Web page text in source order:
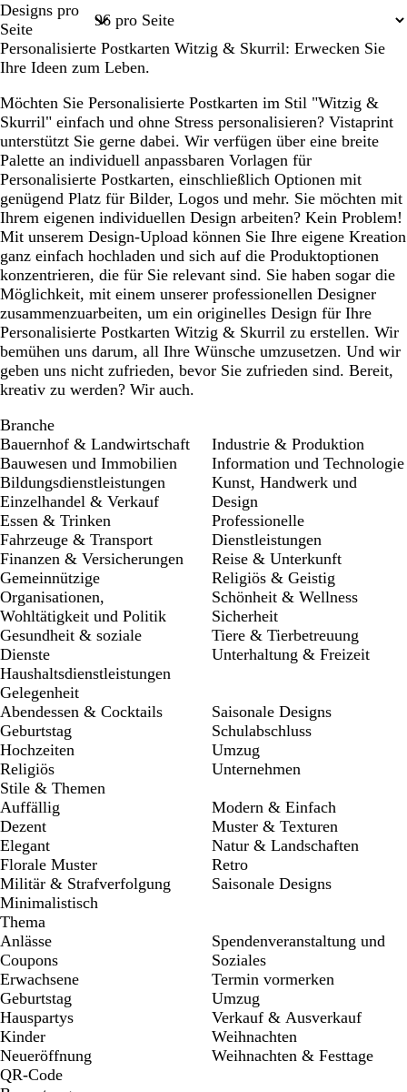
Designs pro
Seite
Personalisierte Postkarten Witzig & Skurril: Erwecken Sie
Ihre Ideen zum Leben.
Möchten Sie Personalisierte Postkarten im Stil "Witzig &
Skurril" einfach und ohne Stress personalisieren? Vistaprint
unterstützt Sie gerne dabei. Wir verfügen über eine breite
Palette an individuell anpassbaren Vorlagen für
Personalisierte Postkarten, einschließlich Optionen mit
genügend Platz für Bilder, Logos und mehr. Sie möchten mit
Ihrem eigenen individuellen Design arbeiten? Kein Problem!
Mit unserem Design-Upload können Sie Ihre eigene Kreation
ganz einfach hochladen und sich auf die Produktoptionen
konzentrieren, die für Sie relevant sind. Sie haben sogar die
Möglichkeit, mit einem unserer professionellen Designer
zusammenzuarbeiten, um ein originelles Design für Ihre
Personalisierte Postkarten Witzig & Skurril zu erstellen. Wir
bemühen uns darum, all Ihre Wünsche umzusetzen. Und wir
geben uns nicht zufrieden, bevor Sie zufrieden sind. Bereit,
kreativ zu werden? Wir auch.
Branche
Bauernhof & Landwirtschaft
Bauwesen und Immobilien
Bildungsdienstleistungen
Einzelhandel & Verkauf
Essen & Trinken
Fahrzeuge & Transport
Finanzen & Versicherungen
Gemeinnützige
Organisationen,
Wohltätigkeit und Politik
Gesundheit & soziale
Dienste
Haushaltsdienstleistungen
Industrie & Produktion
Information und Technologie
Kunst, Handwerk und
Design
Professionelle
Dienstleistungen
Reise & Unterkunft
Religiös & Geistig
Schönheit & Wellness
Sicherheit
Tiere & Tierbetreuung
Unterhaltung & Freizeit
Gelegenheit
Abendessen & Cocktails
Geburtstag
Hochzeiten
Religiös
Saisonale Designs
Schulabschluss
Umzug
Unternehmen
Stile & Themen
Auffällig
Dezent
Elegant
Florale Muster
Militär & Strafverfolgung
Minimalistisch
Modern & Einfach
Muster & Texturen
Natur & Landschaften
Retro
Saisonale Designs
Thema
Anlässe
Coupons
Erwachsene
Geburtstag
Hauspartys
Kinder
Neueröffnung
QR-Code
Spendenveranstaltung und
Soziales
Termin vormerken
Umzug
Verkauf & Ausverkauf
Weihnachten
Weihnachten & Festtage